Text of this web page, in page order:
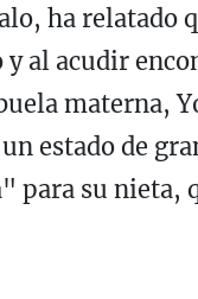
ha relatado
y al acudir
materna,
estado de
su nieta,